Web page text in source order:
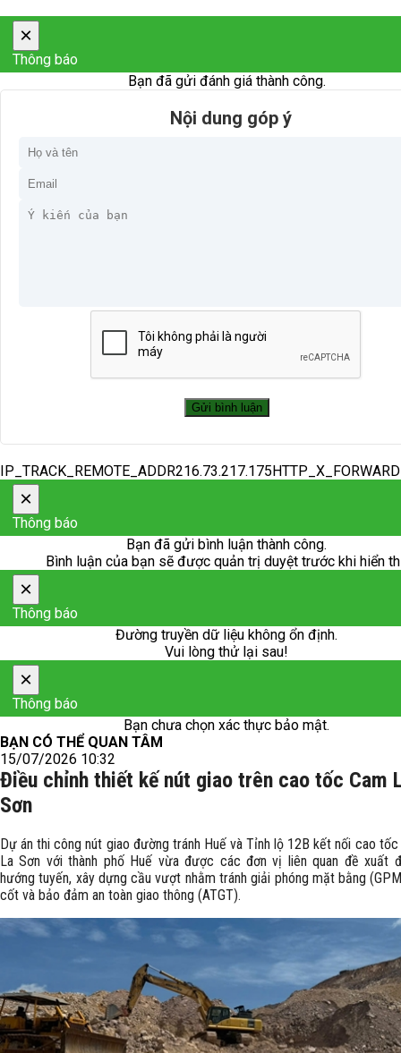
×
Thông báo
Bạn đã gửi đánh giá thành công.
Nội dung góp ý
×
Thông báo
Bạn đã gửi bình luận thành công.
Bình luận của bạn sẽ được quản trị duyệt trước khi hiển
×
Thông báo
Đường truyền dữ liệu không ổn định.
Vui lòng thử lại sau!
×
Thông báo
Bạn chưa chọn xác thực bảo mật.
BẠN CÓ THỂ QUAN TÂM
15/07/2026 10:32
Điều chỉnh thiết kế nút giao trên cao tốc Cam
Sơn
Dự án thi công nút giao đường tránh Huế và Tỉnh lộ 12B kết nối cao
La Sơn với thành phố Huế vừa được các đơn vị liên quan đề xuất
hướng tuyến, xây dựng cầu vượt nhằm tránh giải phóng mặt bằng
cốt và bảo đảm an toàn giao thông (ATGT).